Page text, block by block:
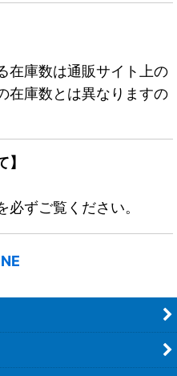
在庫数は通販サイト上の
在庫数とは異なりますの
必ずご覧ください。